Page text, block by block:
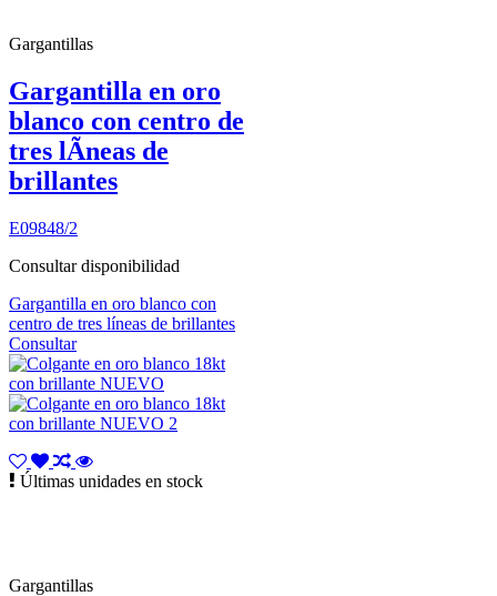
Gargantillas
Gargantilla en oro
blanco con centro de
tres lÃ­neas de
brillantes
E09848/2
Consultar disponibilidad
Gargantilla en oro blanco con
centro de tres líneas de brillantes
Consultar
Últimas unidades en stock
Gargantillas